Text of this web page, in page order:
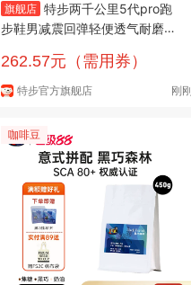
旗舰店 特步两千公里5代pro跑
步鞋男减震回弹轻便透气耐磨无
桃红【马上进化-本命年配色】
43 脚长27cm( 新法码43)
262.57元（需用券）
特步官方旗舰店 刚
咖啡豆